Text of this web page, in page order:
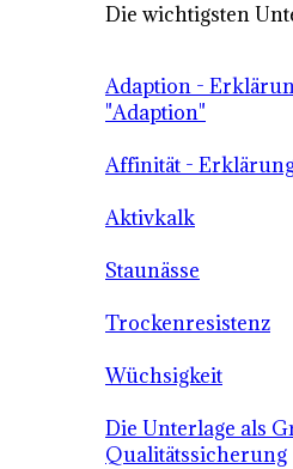
Die wichtigsten
Adaption -
"Adaption"
Affinität -
Aktivkalk
Staunässe
Trockenresistenz
Wüchsigkeit
Die Unterlage als
Qualitätssicherung